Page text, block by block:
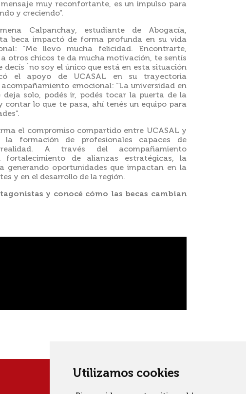
Utilizamos cookies
muy reconfortante, es un impulso para
y creciendo”.
Calpanchay, estudiante de Abogacía,
beca impactó de forma profunda en su vida
“Me llevo mucha felicidad. Encontrarte,
otros chicos te da mucha motivación, te sentís
´no soy el único que está en esta situación
el apoyo de UCASAL en su trayectoria
emocional: “La universidad en
solo, podés ir, podés tocar la puerta de la
contar lo que te pasa, ahí tenés un equipo para
el compromiso compartido entre UCASAL y
la formación de profesionales capaces de
A través del acompañamiento
fortalecimiento de alianzas estratégicas, la
generando oportunidades que impactan en la
y en el desarrollo de la región.
y conocé cómo las becas cambian